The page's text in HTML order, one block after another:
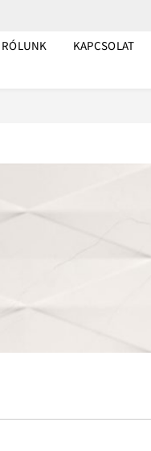
RÓLUNK KAPCSOLAT